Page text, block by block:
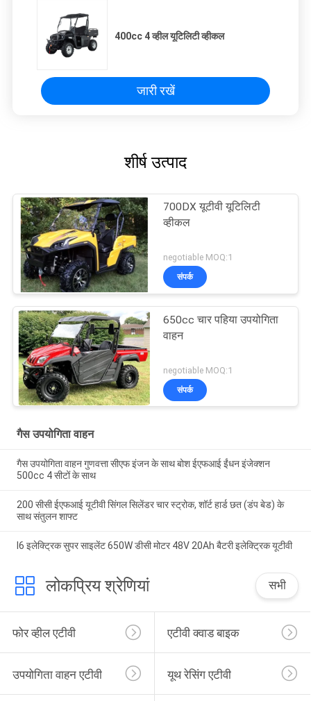
400cc 4 व्हील यूटिलिटी व्हीकल
जारी रखें
शीर्ष उत्पाद
700DX यूटीवी यूटिलिटी
व्हीकल
negotiable MOQ:1
संपर्क
650cc चार पहिया उपयोगिता
वाहन
negotiable MOQ:1
संपर्क
गैस उपयोगिता वाहन
गैस उपयोगिता वाहन गुणवत्ता सीएफ इंजन के साथ बोश ईएफआई ईंधन इंजेक्शन
500cc 4 सीटों के साथ
200 सीसी ईएफआई यूटीवी सिंगल सिलेंडर चार स्ट्रोक, शॉर्ट हार्ड छत (डंप बेड) के
साथ संतुलन शाफ्ट
I6 इलेक्ट्रिक सुपर साइलेंट 650W डीसी मोटर 48V 20Ah बैटरी इलेक्ट्रिक यूटीवी
लोकप्रिय श्रेणियां सभी
फोर व्हील एटीवी एटीवी क्वाड बाइक
उपयोगिता वाहन एटीवी यूथ रेसिंग एटीवी